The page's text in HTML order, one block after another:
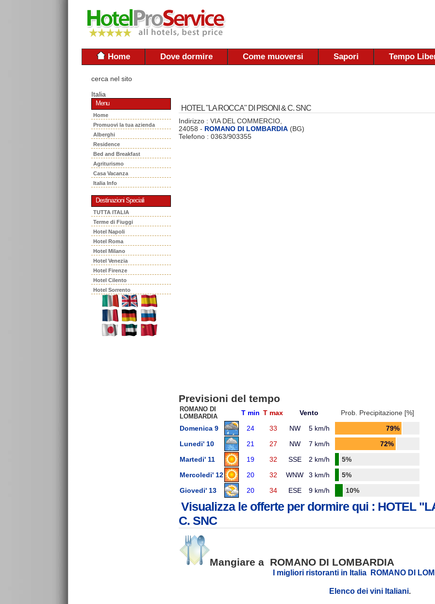
Home Dove dormire Come muoversi Sapori Tempo
cerca nel sito
Italia
Menu
Home
Promuovi la tua azienda
Alberghi
Residence
Bed and Breakfast
Agriturismo
Casa Vacanza
Italia Info
Destinazioni Speciali
TUTTA ITALIA
Terme di Fiuggi
Hotel Napoli
Hotel Roma
Hotel Milano
Hotel Venezia
Hotel Firenze
Hotel Cilento
Hotel Sorrento
HOTEL "LA ROCCA" DI PISONI & C. SNC
Indirizzo : VIA DEL COMMERCIO,
24058 - ROMANO DI LOMBARDIA (BG)
Telefono : 0363/903355
Previsioni del tempo
ROMANO DI
LOMBARDIA
T min T max Vento
Prob. Precipitazione [%]
Domenica 9
24 33 NW 5 km/h
79%
Lunedi' 10
21 27 NW 7 km/h
72%
Martedi' 11
19 32 SSE 2 km/h
5%
Mercoledi' 12
20 32 WNW 3 km/h
5%
Giovedi' 13
20 34 ESE 9 km/h 10%
Visualizza le offerte per dormire qui : HOTEL
C. SNC
Mangiare a ROMANO DI LOMBARDIA
I migliori ristoranti in Italia ROMANO DI
Elenco dei vini Italiani